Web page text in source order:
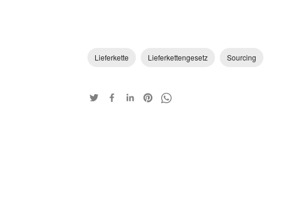
Lieferkette Lieferkettengesetz Sourcing